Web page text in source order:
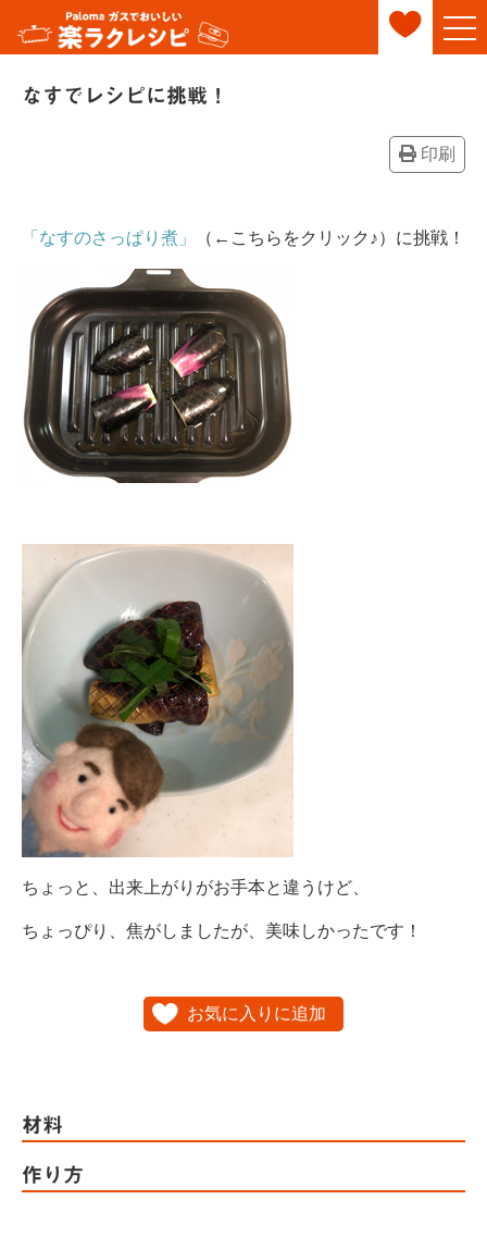
なすでレシピに挑戦！
印刷
「なすのさっぱり煮」 （←こちらをクリック♪）に挑戦！
ちょっと、出来上がりがお手本と違うけど、
ちょっぴり、焦がしましたが、美味しかったです！
お気に入りに追加
材料
作り方